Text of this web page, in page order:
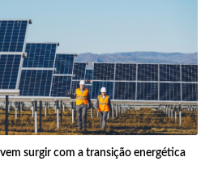
surgir com a transição energética